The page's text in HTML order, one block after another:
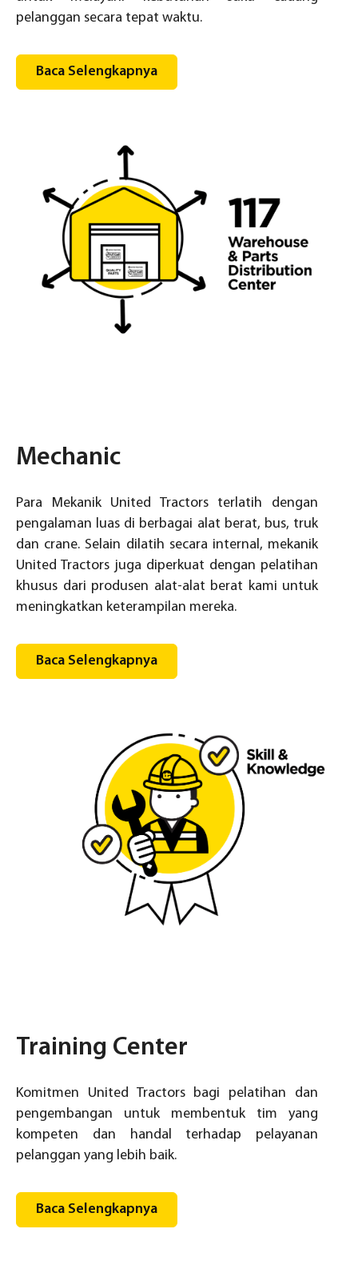
pelanggan secara tepat waktu.
Baca Selengkapnya
Mechanic
Para Mekanik United Tractors terlatih dengan
pengalaman luas di berbagai alat berat, bus, truk
dan crane. Selain dilatih secara internal, mekanik
United Tractors juga diperkuat dengan pelatihan
khusus dari produsen alat-alat berat kami untuk
meningkatkan keterampilan mereka.
Baca Selengkapnya
Training Center
Komitmen United Tractors bagi pelatihan dan
pengembangan untuk membentuk tim yang
kompeten dan handal terhadap pelayanan
pelanggan yang lebih baik.
Baca Selengkapnya